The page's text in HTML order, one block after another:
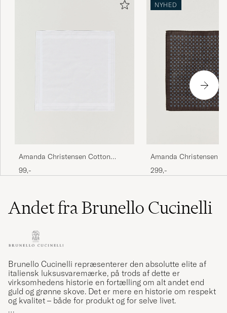
Amanda Christensen Cotton
Pocket Square White
99,-
NYHED
Amanda Christensen
Pocket Square Brown
299,-
Andet fra Brunello Cucinelli
Brunello Cucinelli repræsenterer den absolutte elite af
italiensk luksusvaremærke, på trods af dette er
virksomhedens historie en fortælling om alt andet end
guld og grønne skove. Det er mere en historie om respekt
og kvalitet – både for produkt og for selve livet.